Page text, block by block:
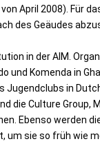
April 2008). Für
des Geäudes
in der AIM.
und Komenda in
in
die Culture Group,
Ebenso werden
um sie so früh wie